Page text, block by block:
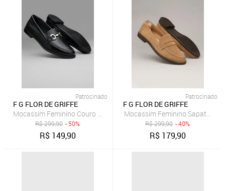
Patrocinado
F G FLOR DE GRIFFE
Mocassim Feminino Couro Legítimo Preto Flor de Griffe Leve Macio
R$299,90 - 50%
R$ 149,90
Patrocinado
F G FLOR DE GRIFFE
Mocassim Feminino Sapato
R$299,90 - 40%
R$ 179,90